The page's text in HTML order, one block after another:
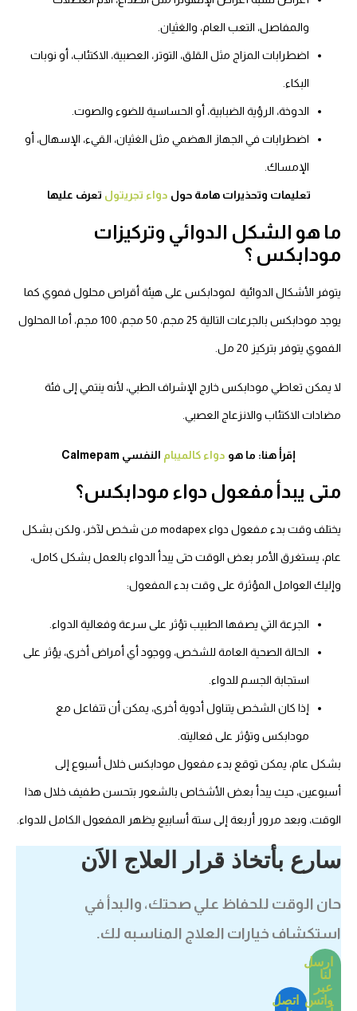
والمفاصل، التعب العام، والغثيان.
اضطرابات المزاج مثل القلق، التوتر، العصبية، الاكتئاب، أو نوبات
البكاء.
الدوخة، الرؤية الضبابية، أو الحساسية للضوء والصوت.
اضطرابات في الجهاز الهضمي مثل الغثيان، القيء، الإسهال، أو
الإمساك.
تعليمات وتحذيرات هامة حول دواء تجريتول تعرف عليها
ما هو الشكل الدوائي وتركيزات
مودابكس ؟
يتوفر الأشكال الدوائية لمودابكس على هيئة أقراص محلول فموي كما
يوجد مودابكس بالجرعات التالية 25 مجم، 50 مجم، 100 مجم، أما المحلول
الفموي يتوفر بتركيز 20 مل.
لا يمكن تعاطي مودابكس خارج الإشراف الطبي، لأنه ينتمي إلى فئة
مضادات الاكتئاب والانزعاج العصبي.
إقرأ هنا: ما هو دواء كالميبام النفسي Calmepam
متى يبدأ مفعول دواء مودابكس؟
يختلف وقت بدء مفعول دواء modapex من شخص لآخر، ولكن بشكل
عام، يستغرق الأمر بعض الوقت حتى يبدأ الدواء بالعمل بشكل كامل،
وإليك العوامل المؤثرة على وقت بدء المفعول:
الجرعة التي يصفها الطبيب تؤثر على سرعة وفعالية الدواء.
الحالة الصحية العامة للشخص، ووجود أي أمراض أخرى، يؤثر على
استجابة الجسم للدواء.
إذا كان الشخص يتناول أدوية أخرى، يمكن أن تتفاعل مع
مودابكس وتؤثر على فعاليته.
بشكل عام، يمكن توقع بدء مفعول مودابكس خلال أسبوع إلى
أسبوعين، حيث يبدأ بعض الأشخاص بالشعور بتحسن طفيف خلال هذا
الوقت، وبعد مرور أربعة إلى ستة أسابيع يظهر المفعول الكامل للدواء.
سارع بأتخاذ قرار العلاج الاَن
حان الوقت للحفاظ علي صحتك، والبدأ في
استكشاف خيارات العلاج المناسبه لك.
ارسل
لنا
عبر
واتس
اتصل